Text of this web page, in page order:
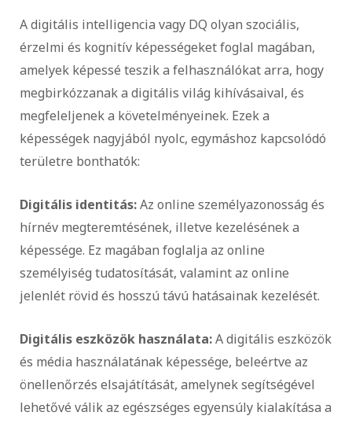
A digitális intelligencia vagy DQ olyan szociális,
érzelmi és kognitív képességeket foglal magában,
amelyek képessé teszik a felhasználókat arra, hogy
megbirkózzanak a digitális világ kihívásaival, és
megfeleljenek a követelményeinek. Ezek a
képességek nagyjából nyolc, egymáshoz kapcsolódó
területre bonthatók:
Digitális identitás:Az online személyazonosság és
hírnév megteremtésének, illetve kezelésének a
képessége. Ez magában foglalja az online
személyiség tudatosítását, valamint az online
jelenlét rövid és hosszú távú hatásainak kezelését.
Digitális eszközök használata:A digitális eszközök
és média használatának képessége, beleértve az
önellenőrzés elsajátítását, amelynek segítségével
lehetővé válik az egészséges egyensúly kialakítása a